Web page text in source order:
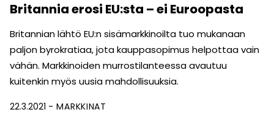
Britannia erosi EU:sta – ei Euroopasta
Britannian lähtö EU:n sisämarkkinoilta tuo mukanaan
paljon byrokratiaa, jota kauppasopimus helpottaa vain
vähän. Markkinoiden murrostilanteessa avautuu
kuitenkin myös uusia mahdollisuuksia.
22.3.2021 MARKKINAT